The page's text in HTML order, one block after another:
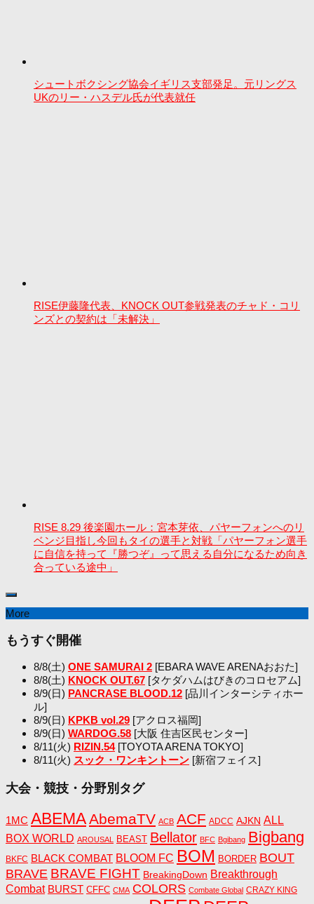
シュートボクシング協会イギリス支部発足。元リングス
UKのリー・ハスデル氏が代表就任
RISE伊藤隆代表、KNOCK OUT参戦発表のチャド・コリ
ンズとの契約は「未解決」
RISE 8.29 後楽園ホール：宮本芽依、パヤーフォンへのリ
ベンジ目指し今回もタイの選手と対戦「パヤーフォン選手
に自信を持って『勝つぞ』って思える自分になるため向き
合っている途中」
More
もうすぐ開催
8/8(土) ONE SAMURAI 2 [EBARA WAVE ARENAおおた]
8/8(土) KNOCK OUT.67 [タケダハムはびきのコロセアム]
8/9(日) PANCRASE BLOOD.12 [品川インターシティホー
ル]
8/9(日) KPKB vol.29 [アクロス福岡]
8/9(日) WARDOG.58 [大阪 住吉区民センター]
8/11(火) RIZIN.54[TOYOTA ARENA TOKYO]
8/11(火) スック・ワンキントーン [新宿フェイス]
大会・競技・分野別タグ
1MC ABEMA AbemaTV ACB ACF ADCC AJKN ALL
BOX WORLD AROUSAL BEAST Bellator BFC Bgibang Bigbang
BKFC BLACK COMBAT BLOOM FC BOM BORDER BOUT
BRAVE BRAVE FIGHT BreakingDown Breakthrough
Combat BURST CFFC CMA COLORS Combate Global CRAZY KING